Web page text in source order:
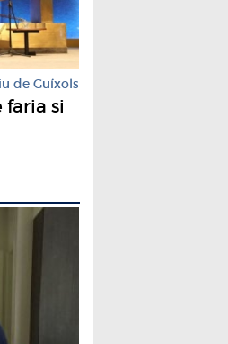
de Guíxols
si